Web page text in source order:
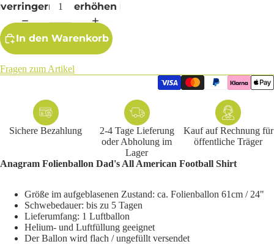
verringern
erhöhen
In den Warenkorb
Fragen zum Artikel
Sichere Bezahlung
2-4 Tage Lieferung
oder Abholung im
Lager
Kauf auf Rechnung für
öffentliche Träger
Anagram Folienballon Dad's All American Football Shirt
Größe im aufgeblasenen Zustand: ca. Folienballon 61cm / 24"
Schwebedauer: bis zu 5 Tagen
Lieferumfang: 1 Luftballon
Helium- und Luftfüllung geeignet
Der Ballon wird flach / ungefüllt versendet